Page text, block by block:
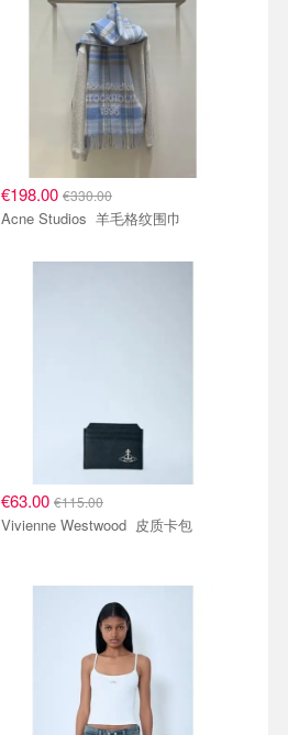
€198.00 €330.00
Acne Studios 羊毛格纹围巾
€63.00 €115.00
Vivienne Westwood 皮质卡包